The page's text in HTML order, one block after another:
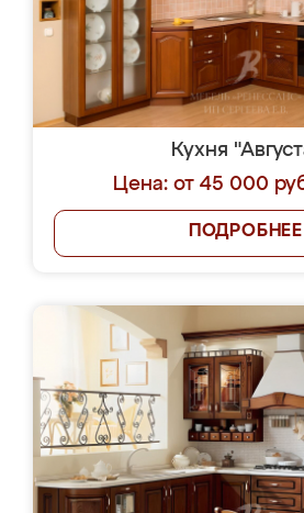
Кухня
Цена: от 45 000
ПОДРОБНЕЕ